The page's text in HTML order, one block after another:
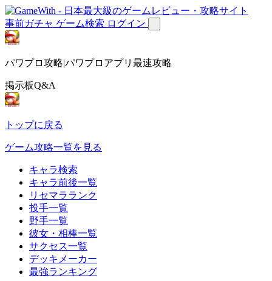
事前ガチャ ゲーム検索 ログイン
パワプロ攻略|パワプロアプリ最速攻略
掲示板Q&A
トップに戻る
ゲーム攻略一覧を見る
キャラ検索
キャラ前後一覧
リセマラランク
投手一覧
野手一覧
彼女・相棒一覧
サクセス一覧
デッキメーカー
最強ランキング